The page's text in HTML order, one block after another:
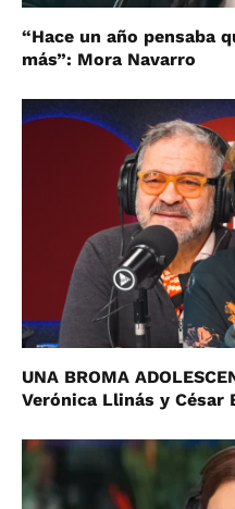
“Hace un año pensaba
más”: Mora Navarro
UNA BROMA
Verónica Llinás y César